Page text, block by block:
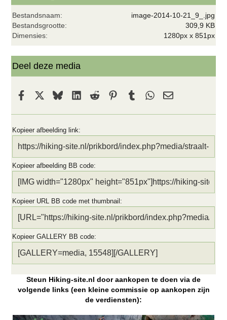
r
e
Bestandsnaam
image-2014-10-21_9_.jpg
Bestandsgrootte
309,9 KB
Dimensies
1280px x 851px
Deel deze media
Facebook BlueskyLinkedInReddit PinterestTumblr WhatsApp
E-mail
Kopieer afbeelding link
Kopieer afbeelding BB code
Kopieer URL BB code met thumbnail
Kopieer GALLERY BB code
Steun Hiking-site.nl door aankopen te doen via de
volgende links (een kleine commissie op aankopen zijn
de verdiensten):